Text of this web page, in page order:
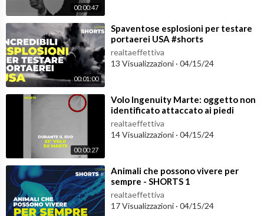
00:00:47
00:01:00
⁣Spaventose esplosioni per testare
portaerei USA #shorts
realtaeffettiva
13 Visualizzazioni · 04/15/24
00:00:27
⁣Volo Ingenuity Marte: oggetto non
identificato attaccato ai piedi
#shorts
realtaeffettiva
14 Visualizzazioni · 04/15/24
⁣Animali che possono vivere per
sempre - SHORTS 1
realtaeffettiva
17 Visualizzazioni · 04/15/24